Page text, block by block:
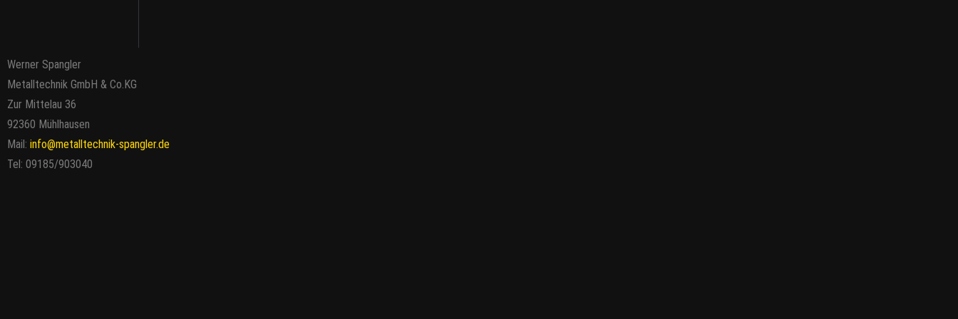
Werner Spangler
Metalltechnik GmbH & Co.KG
Zur Mittelau 36
92360 Mühlhausen
Mail: info@metalltechnik-spangler.de
Tel: 09185/903040